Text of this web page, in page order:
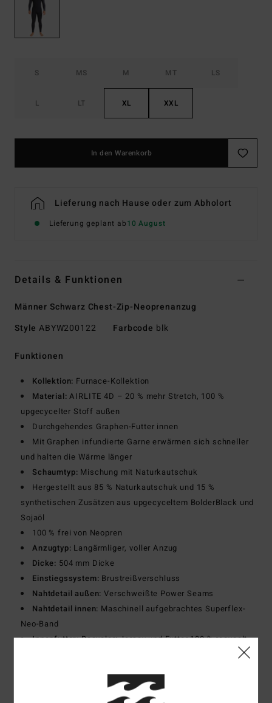
S MS M MT LS
L LT XL XXL
In den Warenkorb
Lieferung nach Hause oder zum Abholort
Lieferung geplant ab10 August
Details & Funktionen
Männer Schwarz Chest-Zip-Neoprenanzug
Style ABYW200122 Farbcode blk
Funktionen
Kollektion: Furnace-Kollektion
Material: AIRLITE 4D – 20 % mehr Stretch, 100 %
upgecycelter Stoff außen
Durchgehendes Graphen-Futter innen
Mit Graphen infundierte Garne erwärmen sich schneller
und halten die Wärme länger
Schaumtyp: Mischung mit Naturkautschuk
Hergestellt aus 85 % Naturkautschuk und 15 %
synthetischen Zusätzen aus upgecyceltem BolderBlack und
Sojaöl
100 % frei von Neopren
Anzugtyp: Langärmliger, voller Anzug
Dicke: 504 mm Dicke
Einstiegssystem: Brustreißverschluss
Nahtdetail außen: Verschweißte Power Seams
Nahtdetail innen: Maschinell aufgebrachtes Superflex-
Neo-Band
Innenfutter:Recycler: Jersey und Futter 100 % recycelt
[Hauptstoff] 70 % recyceltes Nylon,